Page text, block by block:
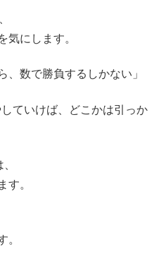
気にします。
、数で勝負するしかない」
ていけば、どこかは引っか
す。
。